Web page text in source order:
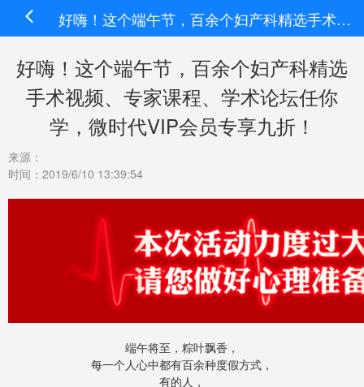
好嗨！这个端午节，百余个妇产科精选手术视频、专家课程、学术论坛任你学，微时代VIP会员专享九折！
好嗨！这个端午节，百余个妇产科精选
手术视频、专家课程、学术论坛任你
学，微时代VIP会员专享九折！
来源：
时间：2019/6/10 13:39:54
端午将至，粽叶飘香，
每一个人心中都有百余种度假方式，
有的人，